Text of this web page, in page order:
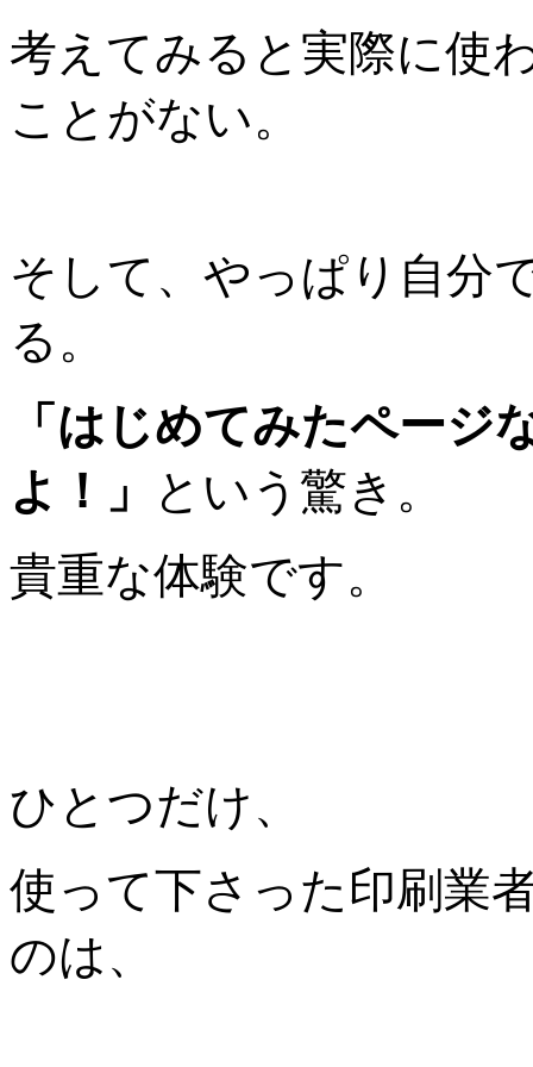
考えてみると実際に使
ことがない。
そして、やっぱり自分
る。
「はじめてみたページ
よ！」
という驚き。
貴重な体験です。
ひとつだけ、
使って下さった印刷業
のは、